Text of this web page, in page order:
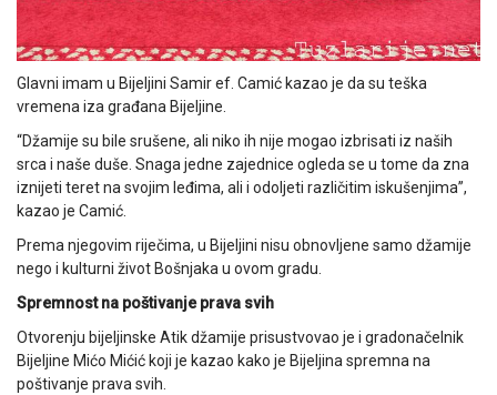
Glavni imam u Bijeljini Samir ef. Camić kazao je da su teška
vremena iza građana Bijeljine.
“Džamije su bile srušene, ali niko ih nije mogao izbrisati iz naših
srca i naše duše. Snaga jedne zajednice ogleda se u tome da zna
iznijeti teret na svojim leđima, ali i odoljeti različitim iskušenjima”,
kazao je Camić.
Prema njegovim riječima, u Bijeljini nisu obnovljene samo džamije
nego i kulturni život Bošnjaka u ovom gradu.
Spremnost na poštivanje prava svih
Otvorenju bijeljinske Atik džamije prisustvovao je i gradonačelnik
Bijeljine Mićo Mićić koji je kazao kako je Bijeljina spremna na
poštivanje prava svih.